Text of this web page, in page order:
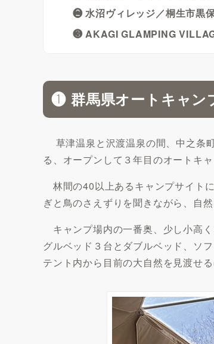
❷ 水沼ヴィレッジ／桐生市黒
❸ AKAGI GLAMPING
❶ 群馬県オートキャン
草津温泉と沢渡温泉の間、中之条
る、オープンして３年目のオートキャ
林間の40以上あるキャンプサイト
ぎと鳥のさえずりを聞きながら、自
キャンプ場内の一番奥、少し小高
グルベッド３台とダブルベッド、ソ
テント内から目前の大自然を見渡せ